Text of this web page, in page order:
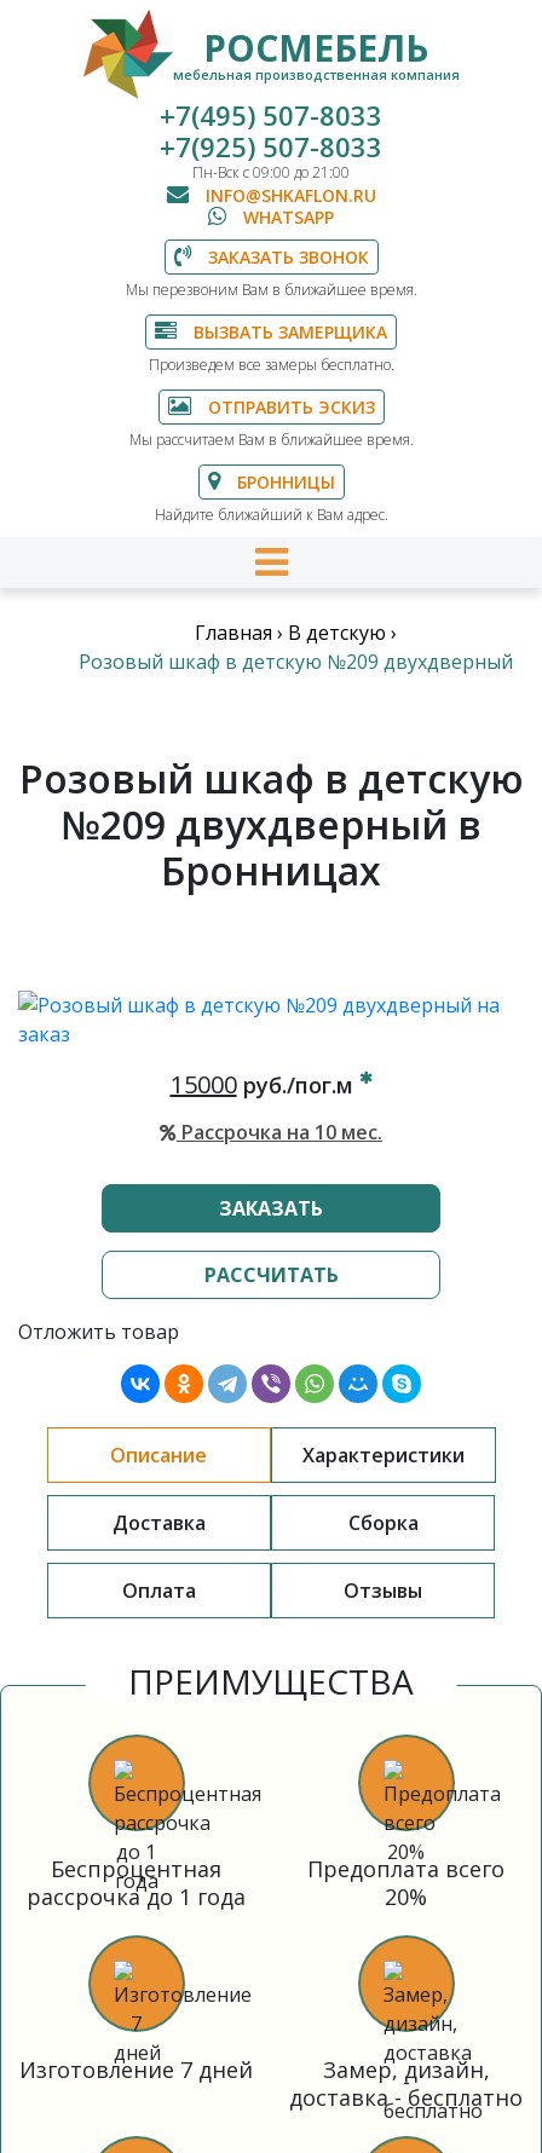
РОСМЕБЕЛЬ
мебельная производственная компания
+7(495) 507-8033
+7(925) 507-8033
Пн-Вск с 09:00 до 21:00
INFO@SHKAFLON.RU
WHATSAPP
ЗАКАЗАТЬ ЗВОНОК
Мы перезвоним Вам в ближайшее время.
ВЫЗВАТЬ ЗАМЕРЩИКА
Произведем все замеры бесплатно.
ОТПРАВИТЬ ЭСКИЗ
Мы рассчитаем Вам в ближайшее время.
БРОННИЦЫ
Найдите ближайший к Вам адрес.
Главная › В детскую ›
Розовый шкаф в детскую №209 двухдверный
Розовый шкаф в детскую
№209 двухдверный в
Бронницах
15000руб./пог.м
Рассрочка на 10 мес.
ЗАКАЗАТЬ
РАССЧИТАТЬ
Отложить товар
Описание Характеристики
Доставка Сборка
Оплата Отзывы
ПРЕИМУЩЕСТВА
Беспроцентная
рассрочка до 1 года
Предоплата всего
20%
Изготовление 7 дней
Замер, дизайн,
доставка - бесплатно